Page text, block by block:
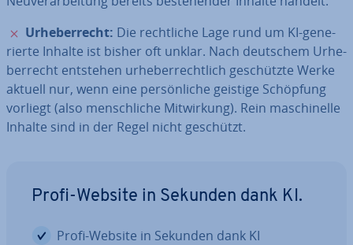
✗
Ur­he­ber­recht: Die recht­li­che Lage rund um KI-ge­ne­
rier­te Inhalte ist bisher oft unklar. Nach deutschem Ur­he­
ber­recht entstehen ur­he­ber­recht­lich ge­schütz­te Werke
aktuell nur, wenn eine per­sön­li­che geistige Schöpfung
vorliegt (also mensch­li­che Mit­wir­kung). Rein ma­schi­nel­le
Inhalte sind in der Regel nicht geschützt.
Profi-Website in Sekunden dank KI.
Profi-Website in Sekunden dank KI